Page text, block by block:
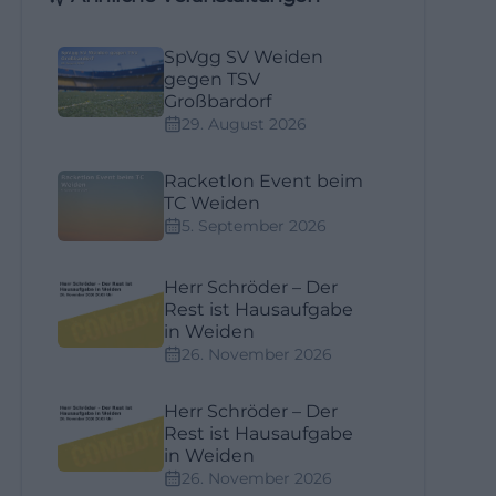
SpVgg SV Weiden
gegen TSV
Großbardorf
29. August 2026
Racketlon Event beim
TC Weiden
5. September 2026
Herr Schröder – Der
Rest ist Hausaufgabe
in Weiden
26. November 2026
Herr Schröder – Der
Rest ist Hausaufgabe
in Weiden
26. November 2026